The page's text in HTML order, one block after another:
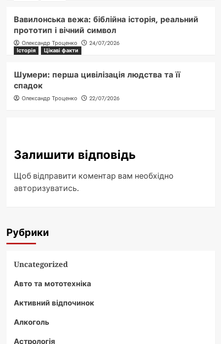
Вавилонська вежа: біблійна історія, реальний
прототип і вічний символ
Олександр Троценко
24/07/2026
Історія
Цікаві факти
Шумери: перша цивілізація людства та її
спадок
Олександр Троценко 22/07/2026
Залишити відповідь
Щоб відправити коментар вам необхідно
авторизуватись.
Рубрики
Uncategorized
Авто та мототехніка
Активний відпочинок
Алкоголь
Астрологія